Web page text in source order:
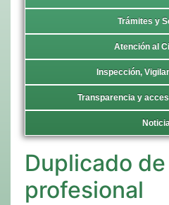
Trámites y
Atención al
Inspección,
Transparencia y
Duplicado
profesional